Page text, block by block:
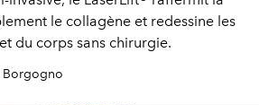
le collagène et redessine les
du corps sans chirurgie.
Borgogno